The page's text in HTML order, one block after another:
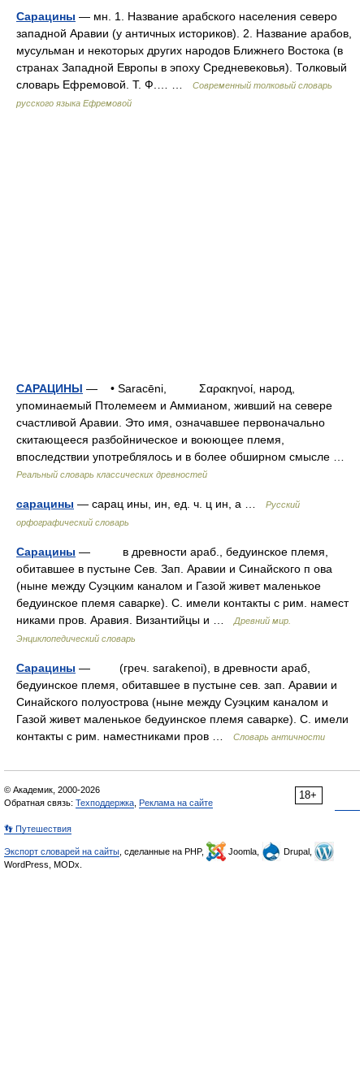
Сарацины — мн. 1. Название арабского населения северо
западной Аравии (у античных историков). 2. Название арабов,
мусульман и некоторых других народов Ближнего Востока (в
странах Западной Европы в эпоху Средневековья). Толковый
словарь Ефремовой. Т. Ф.… …
Современный толковый словарь
русского языка Ефремовой
САРАЦИНЫ — • Saracēni, Σαρακηνοί, народ,
упоминаемый Птолемеем и Аммианом, живший на севере
счастливой Аравии. Это имя, означавшее первоначально
скитающееся разбойническое и воюющее племя,
впоследствии употреблялось и в более обширном смысле …
Реальный словарь классических древностей
сарацины — сарац ины, ин, ед. ч. ц ин, а …
Русский
орфографический словарь
Сарацины — в древности араб., бедуинское племя,
обитавшее в пустыне Сев. Зап. Аравии и Синайского п ова
(ныне между Суэцким каналом и Газой живет маленькое
бедуинское племя саварке). С. имели контакты с рим. намест
никами пров. Аравия. Византийцы и …
Древний мир.
Энциклопедический словарь
Сарацины — (греч. sarakenoi), в древности араб,
бедуинское племя, обитавшее в пустыне сев. зап. Аравии и
Синайского полуострова (ныне между Суэцким каналом и
Газой живет маленькое бедуинское племя саварке). С. имели
контакты с рим. наместниками пров …
Словарь античности
18+
© Академик, 2000-2026
Обратная связь: Техподдержка Реклама на сайте
👣 Путешествия
Экспорт словарей на сайты , сделанные на PHP, Joomla,
Drupal,
WordPress, MODx.